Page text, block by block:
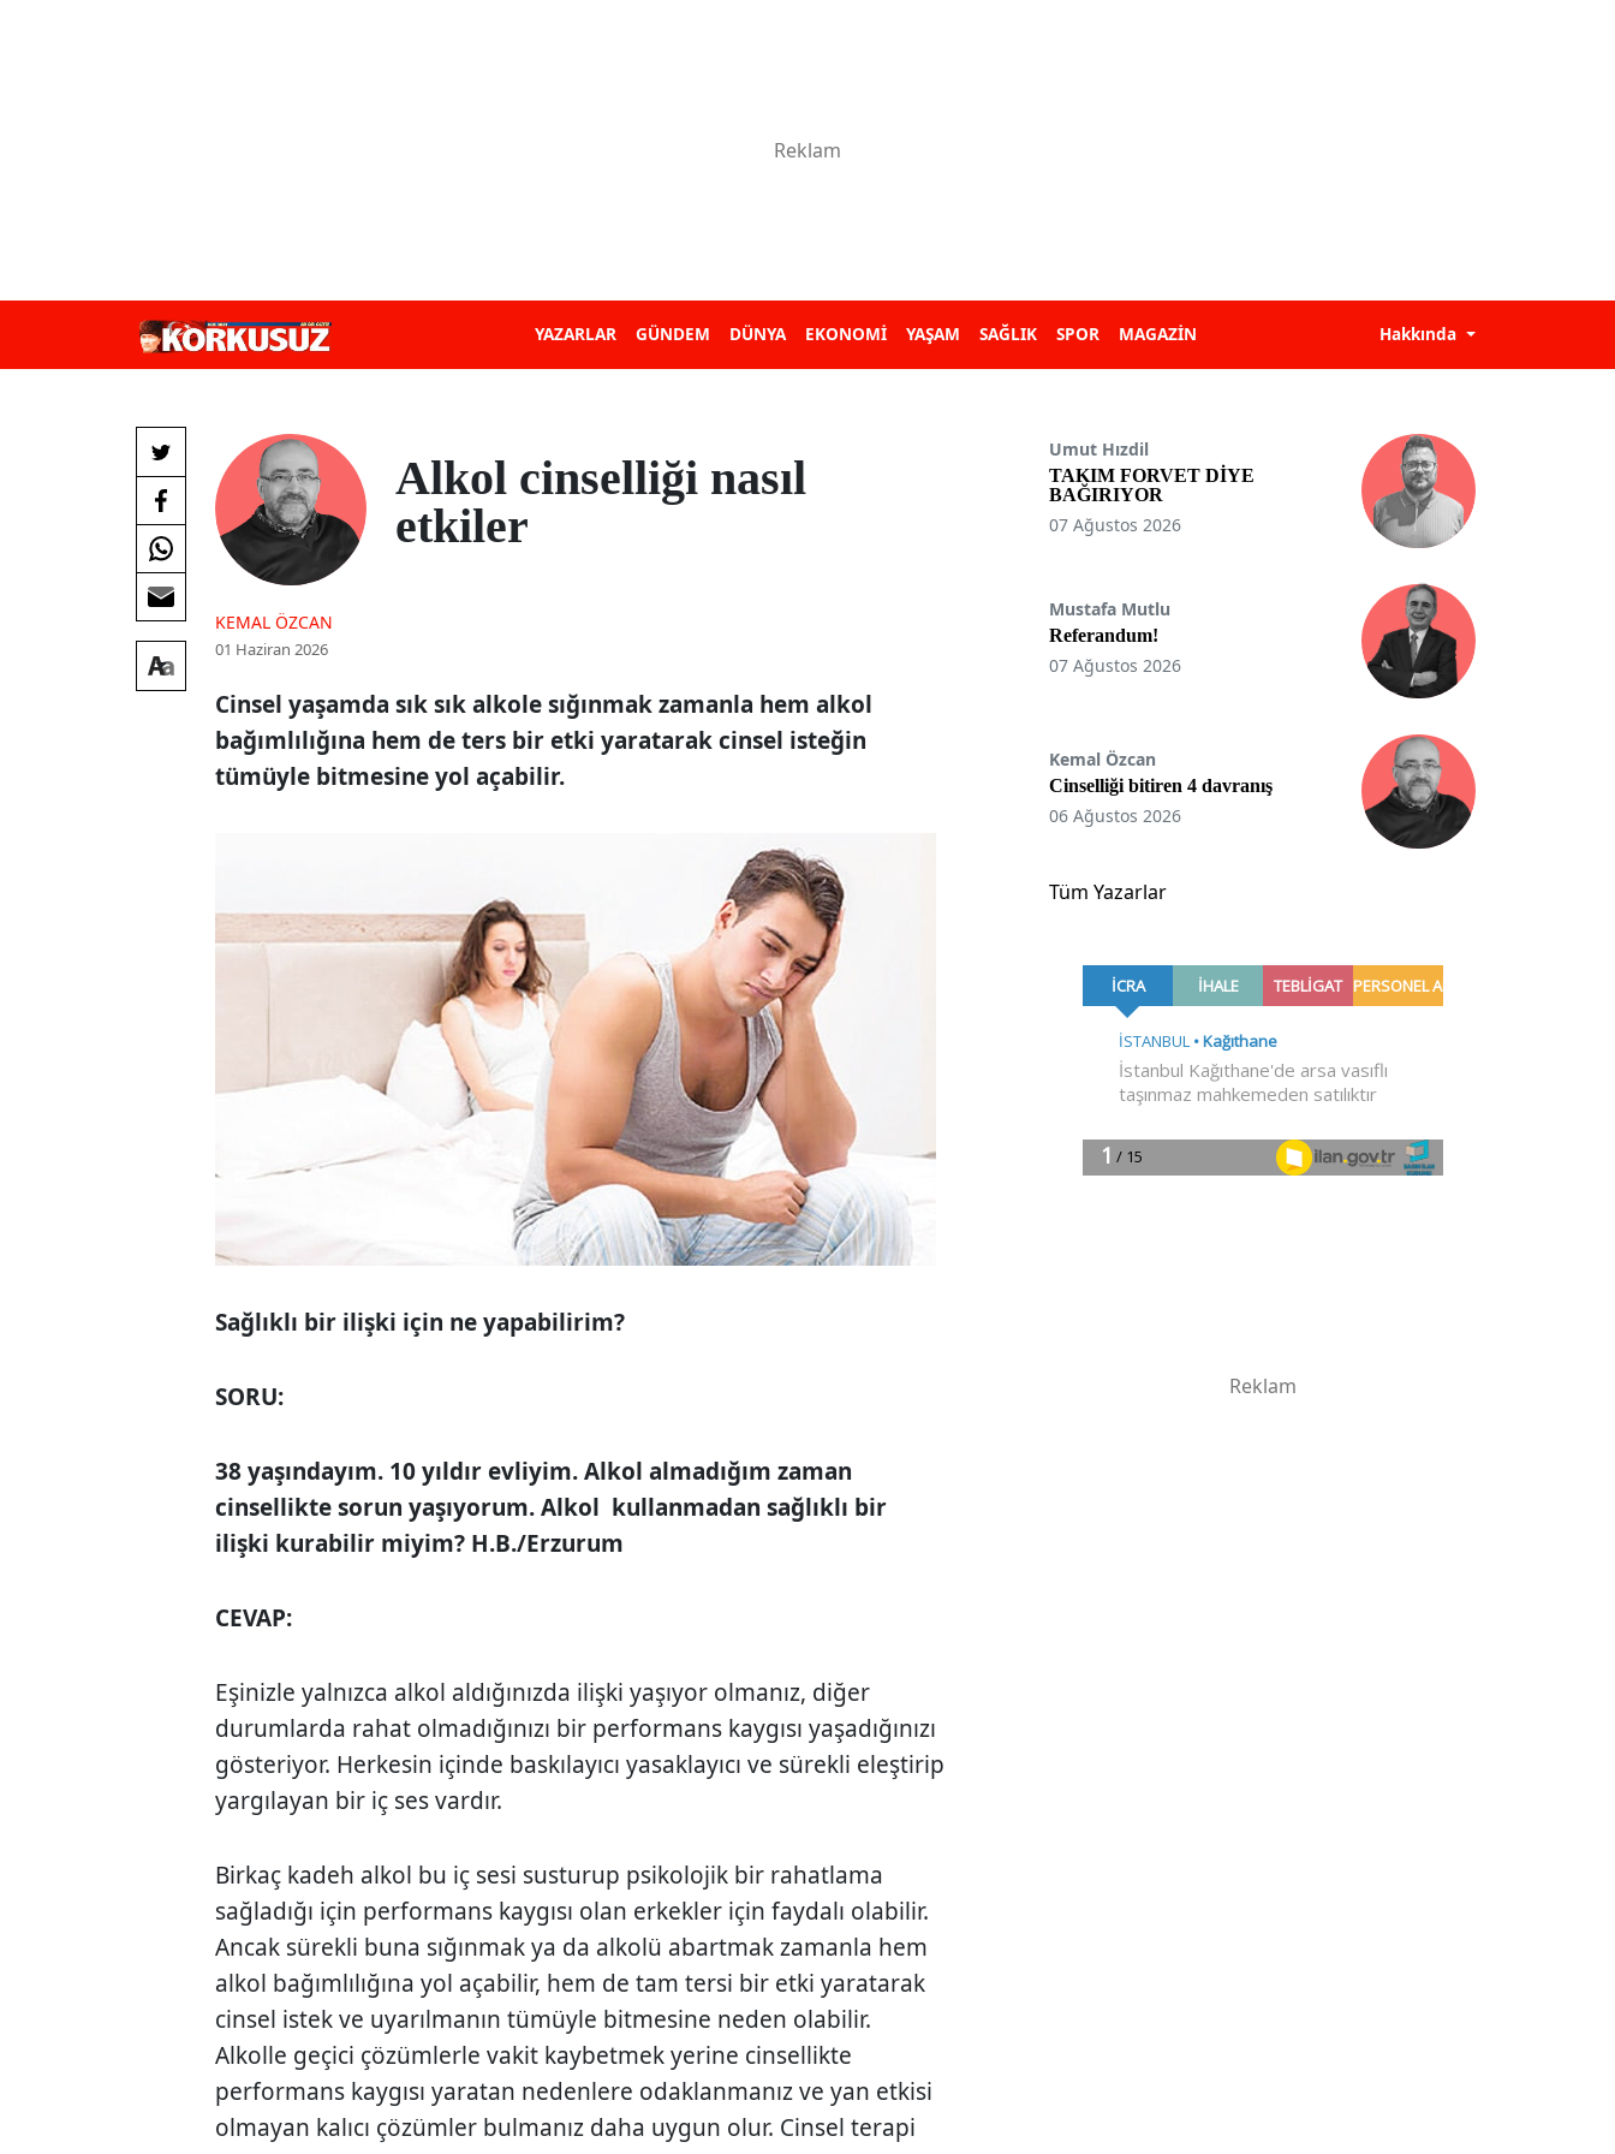
YAZARLAR GÜNDEM DÜNYA EKONOMİ YAŞAM SAĞLIK SPOR MAGAZİN Hakkında
Alkol cinselliği nasıl
etkiler
KEMAL ÖZCAN
01 Haziran 2026
Cinsel yaşamda sık sık alkole sığınmak zamanla hem alkol
bağımlılığına hem de ters bir etki yaratarak cinsel isteğin
tümüyle bitmesine yol açabilir.
Sağlıklı bir ilişki için ne yapabilirim?
SORU:
38 yaşındayım. 10 yıldır evliyim. Alkol almadığım zaman
cinsellikte sorun yaşıyorum. Alkol kullanmadan sağlıklı bir
ilişki kurabilir miyim? H.B./Erzurum
CEVAP:
Eşinizle yalnızca alkol aldığınızda ilişki yaşıyor olmanız, diğer
durumlarda rahat olmadığınızı bir performans kaygısı yaşadığınızı
gösteriyor. Herkesin içinde baskılayıcı yasaklayıcı ve sürekli eleştirip
yargılayan bir iç ses vardır.
Birkaç kadeh alkol bu iç sesi susturup psikolojik bir rahatlama
sağladığı için performans kaygısı olan erkekler için faydalı olabilir.
Ancak sürekli buna sığınmak ya da alkolü abartmak zamanla hem
alkol bağımlılığına yol açabilir, hem de tam tersi bir etki yaratarak
cinsel istek ve uyarılmanın tümüyle bitmesine neden olabilir.
Alkolle geçici çözümlerle vakit kaybetmek yerine cinsellikte
performans kaygısı yaratan nedenlere odaklanmanız ve yan etkisi
olmayan kalıcı çözümler bulmanız daha uygun olur. Cinsel terapi
Umut Hızdil
TAKIM FORVET DİYE
BAĞIRIYOR
07 Ağustos 2026
Mustafa Mutlu
Referandum!
07 Ağustos 2026
Kemal Özcan
Cinselliği bitiren 4 davranış
06 Ağustos 2026
Tüm Yazarlar